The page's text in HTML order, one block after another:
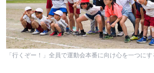
「行くぞー！」全員で運動会本番に向け心を一つにす